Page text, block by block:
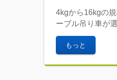
4kgから16kgの
ーブル吊り車が
もっと